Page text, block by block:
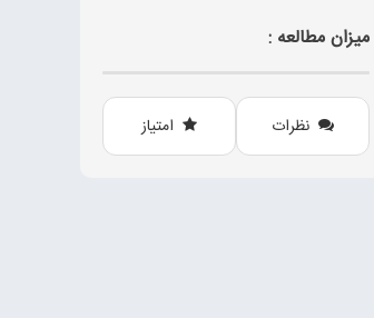
میزان مطالعه :
نظرات امتیاز